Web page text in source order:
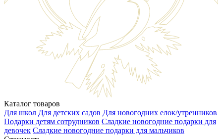
Каталог товаров
Для школ Для детских садов Для новогодних елок/утренников
Подарки детям сотрудников Сладкие новогодние подарки для
девочек Сладкие новогодние подарки для мальчиков